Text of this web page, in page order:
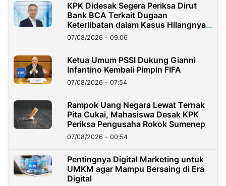
KPK Didesak Segera Periksa Dirut
Bank BCA Terkait Dugaan
Keterlibatan dalam Kasus Hilangnya
Dana Nasabah Rp2,58 Miliar
07/08/2026 - 09:06
Ketua Umum PSSI Dukung Gianni
Infantino Kembali Pimpin FIFA
07/08/2026 - 07:54
Rampok Uang Negara Lewat Ternak
Pita Cukai, Mahasiswa Desak KPK
Periksa Pengusaha Rokok Sumenep
07/08/2026 - 00:54
Pentingnya Digital Marketing untuk
UMKM agar Mampu Bersaing di Era
Digital